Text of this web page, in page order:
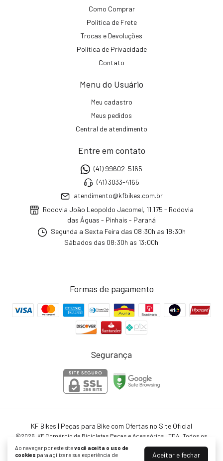
Ao navegar por este sitevocê aceita o uso de
cookies para agilizar a sua experiência de
Aceitar e fechar
Como Comprar
Política de Frete
Trocas e Devoluções
Política de Privacidade
Contato
Menu do Usuário
Meu cadastro
Meus pedidos
Central de atendimento
Entre em contato
(41) 99602-5165
(41) 3033-4165
atendimento@kfbikes.com.br
Rodovia João Leopoldo Jacomel, 11.175 - Rodovia
das Águas - Pinhais - Paraná
Segunda a Sexta Feira das 08:30h as 18:30h
Sábados das 08:30h as 13:00h
Formas de pagamento
Segurança
KF Bikes | Peças para Bike com Ofertas no Site Oficial
©2026. KF Comércio de Bicicletas Peças e Acessórios LTDA . Todos os